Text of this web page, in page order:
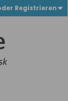
Registrieren